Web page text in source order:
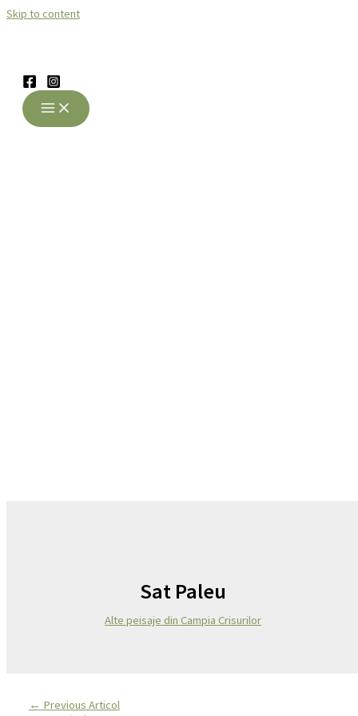
Skip to content
Sat Paleu
Alte peisaje din Campia Crisurilor
← Previous Articol